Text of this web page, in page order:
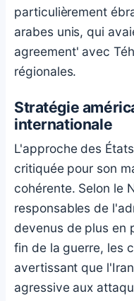
particulièrement
arabes unis, qui
agreement' avec
régionales.
Stratégie
internationale
L'approche des
critiquée pour son
cohérente. Selon le
responsables de
devenus de plus en
fin de la guerre, les
avertissant que
agressive aux